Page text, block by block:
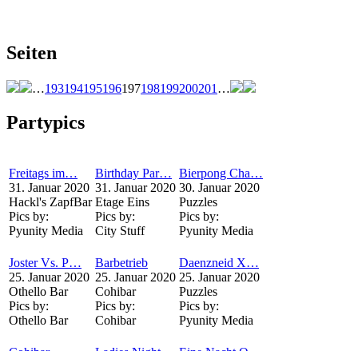
Seiten
…193194195196197198199200201 …
Partypics
Freitags im…
31. Januar 2020
Hackl's ZapfBar
Pics by:
Pyunity Media
Birthday Par…
31. Januar 2020
Etage Eins
Pics by:
City Stuff
Bierpong Cha…
30. Januar 2020
Puzzles
Pics by:
Pyunity Media
Joster Vs. P…
25. Januar 2020
Othello Bar
Pics by:
Othello Bar
Barbetrieb
25. Januar 2020
Cohibar
Pics by:
Cohibar
Daenzneid X…
25. Januar 2020
Puzzles
Pics by:
Pyunity Media